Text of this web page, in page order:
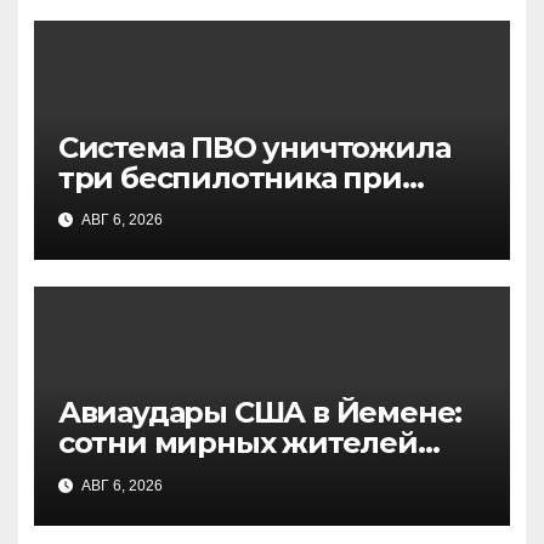
Система ПВО уничтожила
три беспилотника при
попытке атаки на Москву —
заявление Собянина
АВГ 6, 2026
Авиаудары США в Йемене:
сотни мирных жителей
стали жертвами, данные
NBC
АВГ 6, 2026